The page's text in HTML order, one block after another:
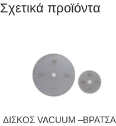
Σχετικά προϊόντα
ΔΙΣΚΟΣ VACUUM –ΒΡΑΤΣΑ